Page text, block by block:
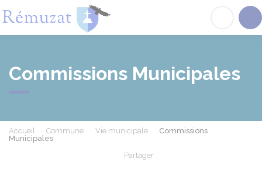
Commissions Municipales
Accueil Commune Vie municipale
Commissions
Municipales
Partager